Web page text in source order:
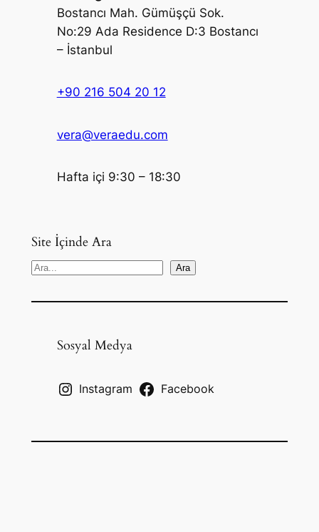
Bostancı Mah. Gümüşçü Sok.
No:29 Ada Residence D:3 Bostancı
– İstanbul
+90 216 504 20 12
vera@veraedu.com
Hafta içi 9:30 – 18:30
Site İçinde Ara
S
a
Ara
Sosyal Medya
Instagram Facebook